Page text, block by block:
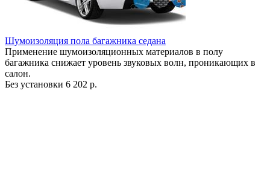
Шумоизоляция пола багажника седана
Применение шумоизоляционных материалов в полу
багажника снижает уровень звуковых волн, проникающих в
салон.
Без установки 6 202 р.